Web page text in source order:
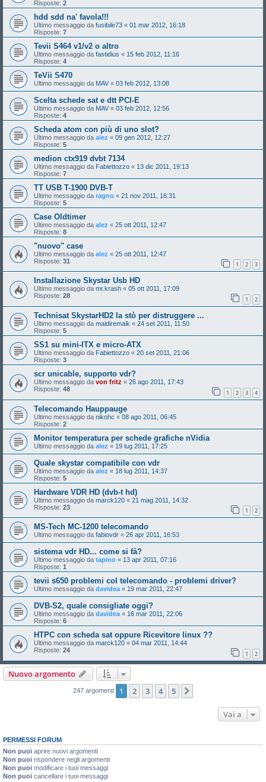
Risposte: 2
hdd sdd na' favola!!!
Ultimo messaggio da fusibile73 « 01 mar 2012, 16:18
Risposte: 7
Tevii S464 v1/v2 o altro
Ultimo messaggio da fastidius « 15 feb 2012, 11:16
Risposte: 4
TeVii S470
Ultimo messaggio da MAV « 03 feb 2012, 13:08
Scelta schede sat e dtt PCI-E
Ultimo messaggio da MAV « 03 feb 2012, 12:56
Risposte: 4
Scheda atom con più di uno slot?
Ultimo messaggio da alez « 09 gen 2012, 12:27
Risposte: 5
medion ctx919 dvbt 7134
Ultimo messaggio da Fabiettozzo « 13 dic 2011, 19:13
Risposte: 7
TT USB T-1900 DVB-T
Ultimo messaggio da ragno « 21 nov 2011, 16:31
Risposte: 5
Case Oldtimer
Ultimo messaggio da alez « 25 ott 2011, 12:47
Risposte: 8
"nuovo" case
Ultimo messaggio da alez « 25 ott 2011, 12:47
Risposte: 31 1 2 3
Installazione Skystar Usb HD
Ultimo messaggio da mr.krash « 05 ott 2011, 17:09
Risposte: 28 1 2
Technisat SkystarHD2 la stò per distruggere ...
Ultimo messaggio da maidiremaik « 24 set 2011, 11:50
Risposte: 5
SS1 su mini-ITX e micro-ATX
Ultimo messaggio da Fabiettozzo « 20 set 2011, 21:06
Risposte: 3
scr unicable, supporto vdr?
Ultimo messaggio da von fritz « 26 ago 2011, 17:43
Risposte: 48 1 2 3 4
Telecomando Hauppauge
Ultimo messaggio da nikohc « 08 ago 2011, 06:45
Risposte: 2
Monitor temperatura per schede grafiche nVidia
Ultimo messaggio da alez « 19 lug 2011, 17:25
Quale skystar compatibile con vdr
Ultimo messaggio da alez « 18 lug 2011, 14:37
Risposte: 5
Hardware VDR HD (dvb-t hd)
Ultimo messaggio da marck120 « 21 mag 2011, 14:32
Risposte: 23 1 2
MS-Tech MC-1200 telecomando
Ultimo messaggio da fabiovdr « 26 apr 2011, 16:53
sistema vdr HD... come si fà?
Ultimo messaggio da tapino « 13 apr 2011, 07:16
Risposte: 1
tevii s650 problemi col telecomando - problemi driver?
Ultimo messaggio da davidea« 19 mar 2011, 22:47
DVB-S2, quale consigliate oggi?
Ultimo messaggio da davidea« 16 mar 2011, 22:06
Risposte: 6
HTPC con scheda sat oppure Ricevitore linux ??
Ultimo messaggio da marck120 « 04 mar 2011, 14:44
Risposte: 24 1 2
Nuovo argomento
247 argomenti 1 2 3 4 5
Vai a
PERMESSI FORUM
Non puoi aprire nuovi argomenti
Non puoi rispondere negli argomenti
Non puoi modificare i tuoi messaggi
Non puoi cancellare i tuoi messaggi